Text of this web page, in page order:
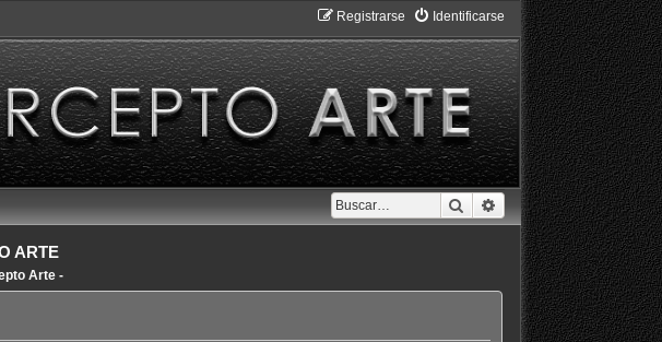
Identificarse
Registrarse
Buscar Búsqueda avanzada
ARTE
Arte -